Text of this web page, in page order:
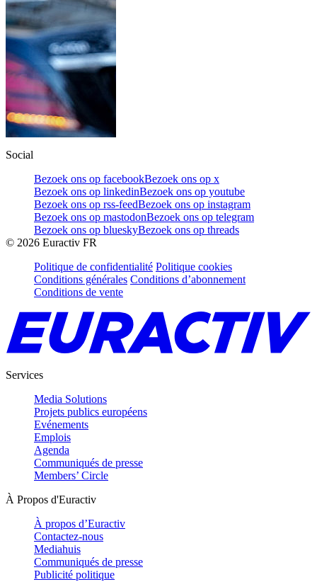
Social
Bezoek ons op facebookBezoek ons op x
Bezoek ons op linkedinBezoek ons op youtube
Bezoek ons op rss-feedBezoek ons op instagram
Bezoek ons op mastodonBezoek ons op telegram
Bezoek ons op blueskyBezoek ons op threads
© 2026 Euractiv FR
Politique de confidentialité Politique cookies
Conditions générales Conditions d’abonnement
Conditions de vente
Services
Media Solutions
Projets publics européens
Evénements
Emplois
Agenda
Communiqués de presse
Members’ Circle
À Propos d'Euractiv
À propos d’Euractiv
Contactez-nous
Mediahuis
Communiqués de presse
Publicité politique